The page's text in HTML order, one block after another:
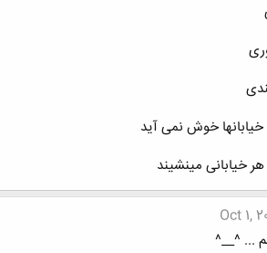
خیابانها خوش نمی آید
خیابانی مینشیند
Oct 1,
... ^__^